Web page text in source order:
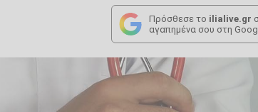
Πρόσθεσε το ilialive.gr
αγαπημένα σου στη